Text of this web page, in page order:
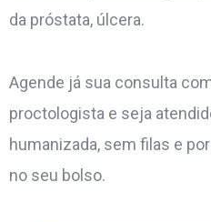
da próstata, úlcera.
Agende já sua consulta
proctologista e seja
humanizada, sem filas e
no seu bolso.